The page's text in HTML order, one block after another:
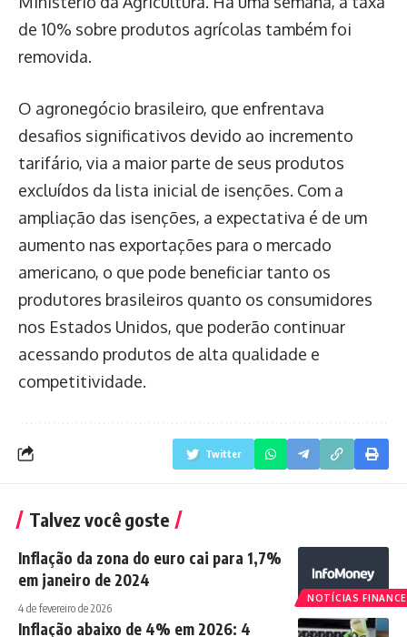
de 10% sobre produtos agrícolas também foi
removida.
O agronegócio brasileiro, que enfrentava
desafios significativos devido ao incremento
tarifário, via a maior parte de seus produtos
excluídos da lista inicial de isenções. Com a
ampliação das isenções, a expectativa é de um
aumento nas exportações para o mercado
americano, o que pode beneficiar tanto os
produtores brasileiros quanto os consumidores
nos Estados Unidos, que poderão continuar
acessando produtos de alta qualidade e
competitividade.
Twitter
Talvez você goste
NOTÍCIAS
Inflação da zona do euro cai para 1,7%
em janeiro de 2024
4 de fevereiro de 2026
Inflação abaixo de 4% em 2026: 4